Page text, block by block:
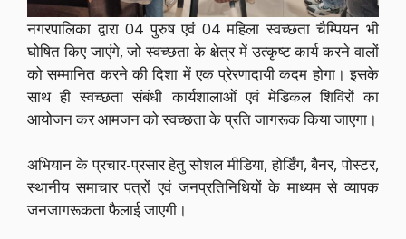
नगरपालिका द्वारा 04 पुरुष एवं 04 महिला स्वच्छता चैम्पियन भी
घोषित किए जाएंगे, जो स्वच्छता के क्षेत्र में उत्कृष्ट कार्य करने वालों
को सम्मानित करने की दिशा में एक प्रेरणादायी कदम होगा। इसके
साथ ही स्वच्छता संबंधी कार्यशालाओं एवं मेडिकल शिविरों का
आयोजन कर आमजन को स्वच्छता के प्रति जागरूक किया जाएगा।
अभियान के प्रचार-प्रसार हेतु सोशल मीडिया, होर्डिंग, बैनर, पोस्टर,
स्थानीय समाचार पत्रों एवं जनप्रतिनिधियों के माध्यम से व्यापक
जनजागरूकता फैलाई जाएगी।